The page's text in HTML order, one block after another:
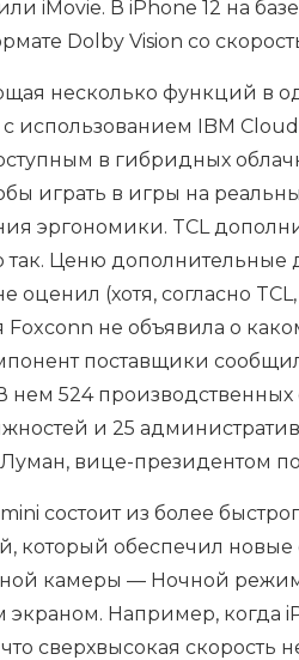
iMovie. В iPhone 12 на
Dolby Vision со
несколько функций в
использованием IBM
в гибридных
играть в игры на
эргономики. TCL
так. Ценю
оценил (хотя, согласно
Foxconn не объявила о
поставщики
нем 524
и 25
вице-президентом по
состоит из более
который обеспечил
камеры — Ночной
экраном. Например, когда
что сверхвысокая